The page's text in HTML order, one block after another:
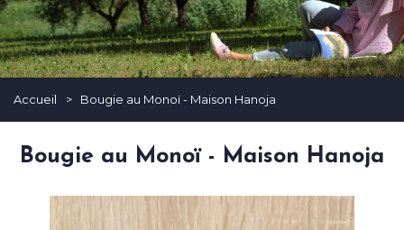
Accueil > Bougie au Monoï - Maison Hanoja
Bougie au Monoï - Maison Hanoja